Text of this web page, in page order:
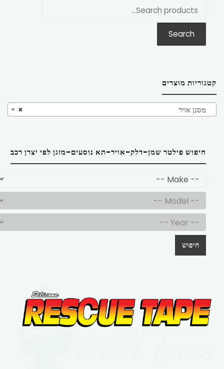
Search
קטגוריות מוצרים
× מסנן אויר
חיפוש פילטר שמן-דלק-אויר-תא נוסעים-מזגן לפי יצרן רכב
חיפוש